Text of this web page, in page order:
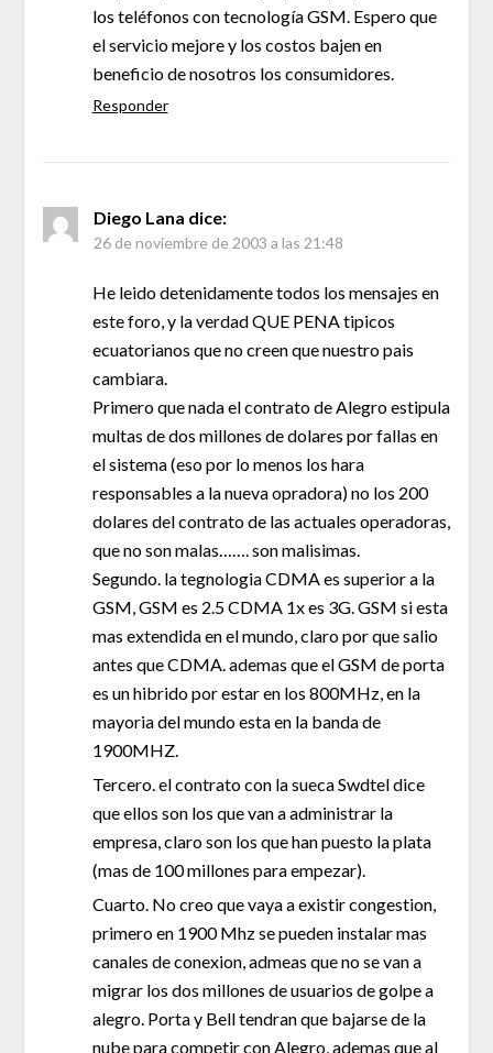
los teléfonos con tecnología GSM. Espero que
el servicio mejore y los costos bajen en
beneficio de nosotros los consumidores.
Responder
Diego Lana dice:
26 de noviembre de 2003 a las 21:48
He leido detenidamente todos los mensajes en
este foro, y la verdad QUE PENA tipicos
ecuatorianos que no creen que nuestro pais
cambiara.
Primero que nada el contrato de Alegro estipula
multas de dos millones de dolares por fallas en
el sistema (eso por lo menos los hara
responsables a la nueva opradora) no los 200
dolares del contrato de las actuales operadoras,
que no son malas……. son malisimas.
Segundo. la tegnologia CDMA es superior a la
GSM, GSM es 2.5 CDMA 1x es 3G. GSM si esta
mas extendida en el mundo, claro por que salio
antes que CDMA. ademas que el GSM de porta
es un hibrido por estar en los 800MHz, en la
mayoria del mundo esta en la banda de
1900MHZ.
Tercero. el contrato con la sueca Swdtel dice
que ellos son los que van a administrar la
empresa, claro son los que han puesto la plata
(mas de 100 millones para empezar).
Cuarto. No creo que vaya a existir congestion,
primero en 1900 Mhz se pueden instalar mas
canales de conexion, admeas que no se van a
migrar los dos millones de usuarios de golpe a
alegro. Porta y Bell tendran que bajarse de la
nube para competir con Alegro, ademas que al